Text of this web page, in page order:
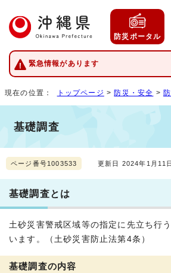
防災ポータル
緊急情報があります
現在の位置： トップページ >防災・安全 >
基礎調査
ページ番号1003533 更新日 2024年1月11日
基礎調査とは
土砂災害警戒区域等の指定に先立ち行
います。（土砂災害防止法第4条）
基礎調査の内容